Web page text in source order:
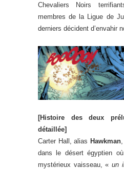
Chevaliers Noirs
membres de la Ligue de
derniers décident d’envahir
[Histoire des deux
détaillée]
Carter Hall, aliasHawkman
dans le désert égyptien
mystérieux vaisseau, «un